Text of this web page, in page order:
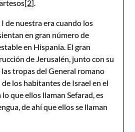
[2].
I de nuestra era cuando los
en gran número de
en Hispania. El gran
de Jerusalén, junto con su
tropas del General romano
los habitantes de Israel en el
que ellos llaman Sefarad, es
de ahí que ellos se llaman